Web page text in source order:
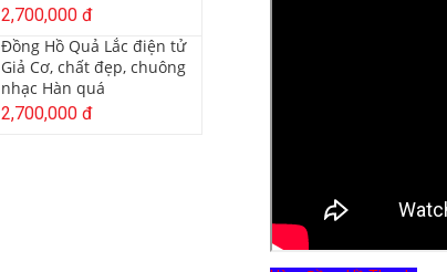
2,700,000 đ
Đồng Hồ Quả Lắc điện tử
Giả Cơ, chất đẹp, chuông
nhạc Hàn quá
2,700,000 đ